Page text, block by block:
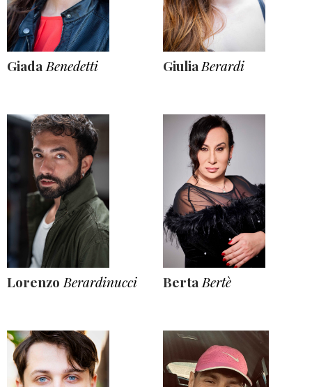
Giada Benedetti Giulia Berardi
Lorenzo Berardinucci Berta Bertè